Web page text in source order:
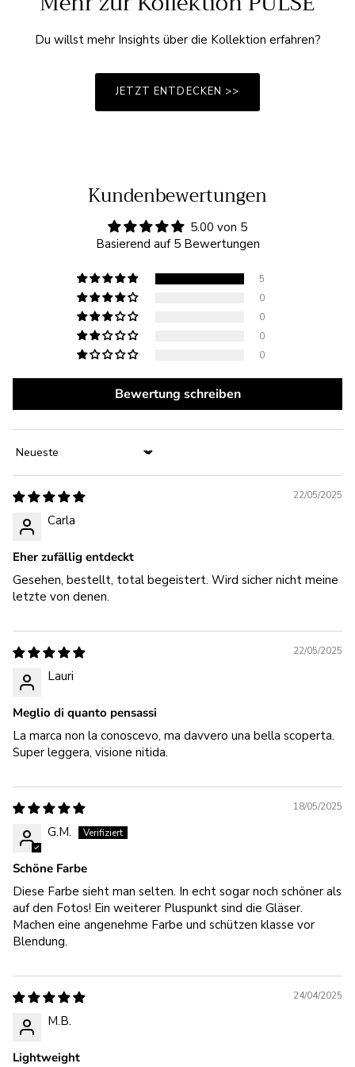
Du willst mehr Insights über die Kollektion erfahren?
JETZT ENTDECKEN >>
Kundenbewertungen
5.00 von 5
Basierend auf 5 Bewertungen
5
0
0
0
0
Bewertung schreiben
Sort by
22/05/2025
Carla
Eher zufällig entdeckt
Gesehen, bestellt, total begeistert. Wird sicher nicht meine
letzte von denen.
22/05/2025
Lauri
Meglio di quanto pensassi
La marca non la conoscevo, ma davvero una bella scoperta.
Super leggera, visione nitida.
18/05/2025
G.M.
Schöne Farbe
Diese Farbe sieht man selten. In echt sogar noch schöner als
auf den Fotos! Ein weiterer Pluspunkt sind die Gläser.
Machen eine angenehme Farbe und schützen klasse vor
Blendung.
24/04/2025
M.B.
Lightweight